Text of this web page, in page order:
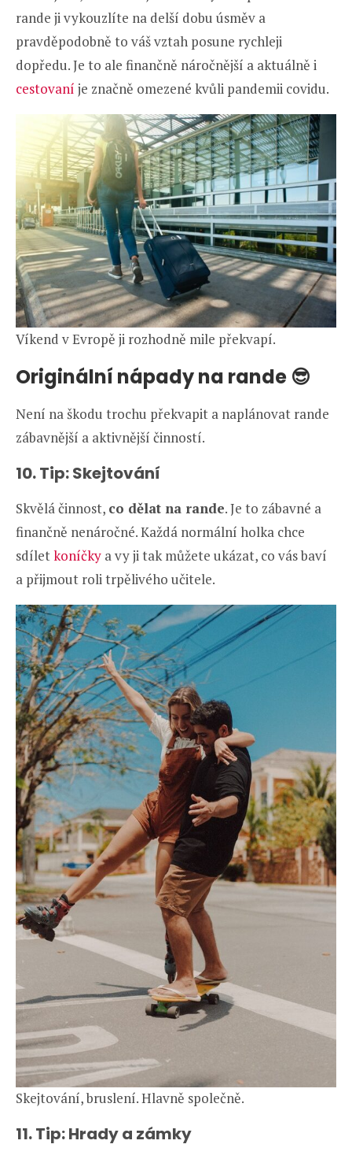
rande ji vykouzlíte na delší dobu úsměv a
pravděpodobně to váš vztah posune rychleji
dopředu. Je to ale finančně náročnější a aktuálně i
cestovaní je značně omezené kvůli pandemii covidu.
Víkend v Evropě ji rozhodně mile překvapí.
Originální nápady na rande 😎
Není na škodu trochu překvapit a naplánovat rande
zábavnější a aktivnější činností.
10. Tip: Skejtování
Skvělá činnost, co dělat na rande. Je to zábavné a
finančně nenáročné. Každá normální holka chce
sdíletkoníčky a vy ji tak můžete ukázat, co vás baví
a přijmout roli trpělivého učitele.
Skejtování, bruslení. Hlavně společně.
11. Tip: Hrady a zámky